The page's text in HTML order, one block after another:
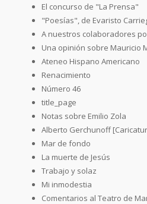
El concurso de "La Prensa"
"Poesías", de Evaristo
A nuestros colaboradores
Una opinión sobre Mauricio
Ateneo Hispano Americano
Renacimiento
Número 46
title_page
Notas sobre Emilio Zola
Alberto Gerchunoff
Mar de fondo
La muerte de Jesús
Trabajo y solaz
Mi inmodestia
Comentarios al Teatro de